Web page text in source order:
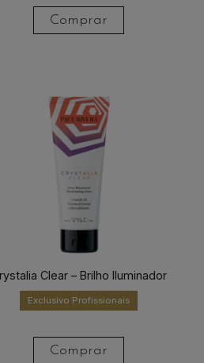
Comprar
Clear – Brilho Iluminador
Exclusivo Profissionais
Comprar